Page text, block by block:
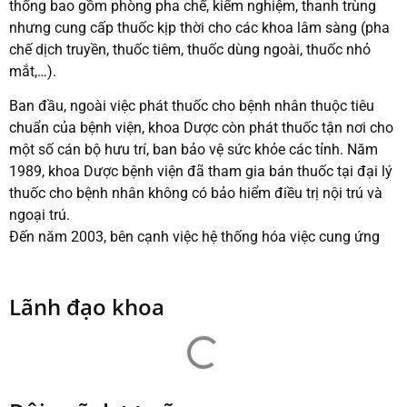
thống bao gồm phòng pha chế, kiểm nghiệm, thanh trùng
nhưng cung cấp thuốc kịp thời cho các khoa lâm sàng (pha
chế dịch truyền, thuốc tiêm, thuốc dùng ngoài, thuốc nhỏ
mắt,…).
Ban đầu, ngoài việc phát thuốc cho bệnh nhân thuộc tiêu
chuẩn của bệnh viện, khoa Dược còn phát thuốc tận nơi cho
một số cán bộ hưu trí, ban bảo vệ sức khỏe các tỉnh. Năm
1989, khoa Dược bệnh viện đã tham gia bán thuốc tại đại lý
thuốc cho bệnh nhân không có bảo hiểm điều trị nội trú và
ngoại trú.
Đến năm 2003, bên cạnh việc hệ thống hóa việc cung ứng
ngày càng hoàn thiện với đội ngũ nhân viên được đào tạo
bài bản và sắp xếp các vị trí việc làm phù hợp. Hệ thống các
kho: kho nội trú, kho ngoại trú, kho thuốc y học cổ truyền,
kho hóa chất và kho y cụ đảm bảo các hoạt động cung ứng
Lãnh đạo khoa